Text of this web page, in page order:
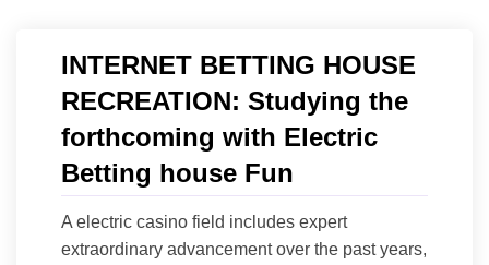
INTERNET BETTING HOUSE
RECREATION: Studying the
forthcoming with Electric
Betting house Fun
A electric casino field includes expert
extraordinary advancement over the past years,